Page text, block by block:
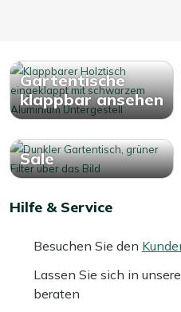
Gartentische
klappbar ansehen
Sale
Hilfe & Service
Besuchen Sie den
Lassen Sie sich in
beraten